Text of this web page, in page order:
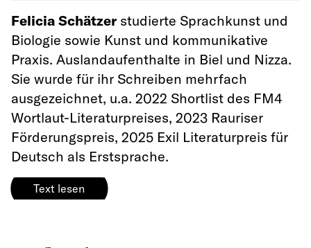
Felicia Schätzer studierte Sprachkunst und
Biologie sowie Kunst und kommunikative
Praxis. Auslandaufenthalte in Biel und Nizza.
Sie wurde für ihr Schreiben mehrfach
ausgezeichnet, u.a. 2022 Shortlist des FM4
Wortlaut-Literaturpreises, 2023 Rauriser
Förderungspreis, 2025 Exil Literaturpreis für
Deutsch als Erstsprache.
Text lesen